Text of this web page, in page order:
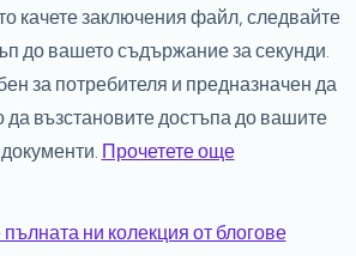
качете заключения файл, следвайте
до вашето съдържание за секунди.
за потребителя и предназначен да
да възстановите достъпа до вашите
Прочетете още
ни колекция от блогове